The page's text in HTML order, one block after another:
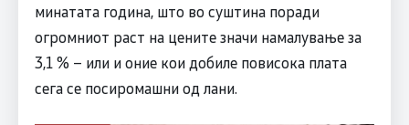
минатата година, што во суштина поради
огромниот раст на цените значи намалување за
3,1 % – или и оние кои добиле повисока плата
сега се посиромашни од лани.